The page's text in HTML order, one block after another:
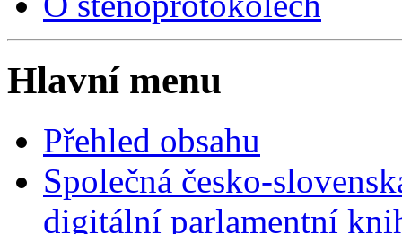
Hlavní menu
Přehled obsahu
Společná česko-
digitální parlamentní